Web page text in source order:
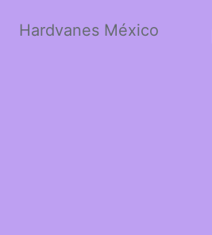
Hardvanes México